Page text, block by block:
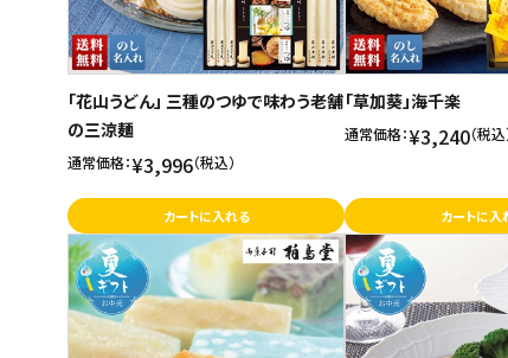
「花山うどん」 三種のつゆで味わう老舗
の三涼麺
通常価格：¥3,996（税込）
カートに入れる
「草加葵」海千楽
通常価格：¥3,240（税込
カートに入